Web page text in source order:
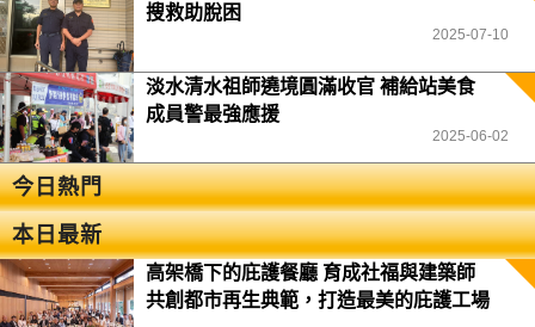
搜救助脫困
2025-07-10
淡水清水祖師遶境圓滿收官 補給站美食
成員警最強應援
2025-06-02
今日熱門
本日最新
高架橋下的庇護餐廳 育成社福與建築師
共創都市再生典範，打造最美的庇護工場